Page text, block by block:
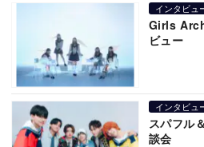
インタビュ
Girls
ビュー
インタビュ
スパフル
談会